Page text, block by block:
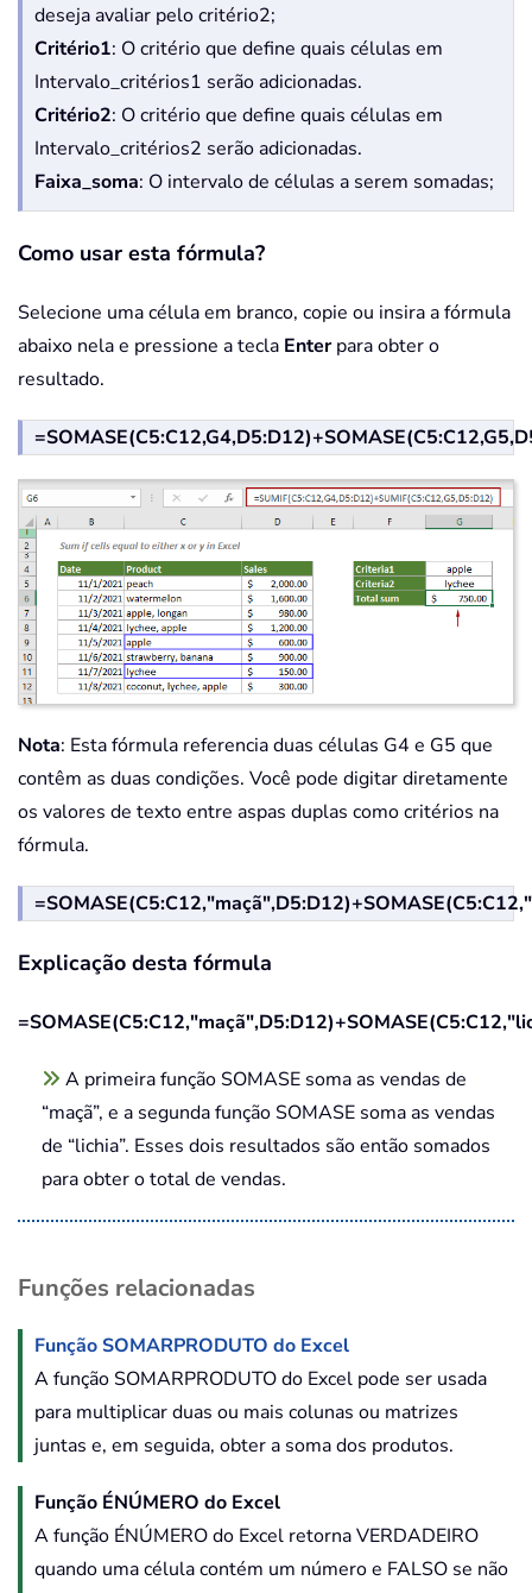
deseja avaliar pelo critério2;
Critério1: O critério que define quais células em
Intervalo_critérios1 serão adicionadas.
Critério2: O critério que define quais células em
Intervalo_critérios2 serão adicionadas.
Faixa_soma: O intervalo de células a serem somadas;
Como usar esta fórmula?
Selecione uma célula em branco, copie ou insira a fórmula
abaixo nela e pressione a tecla Enterpara obter o
resultado.
Nota: Esta fórmula referencia duas células G4 e G5 que
contêm as duas condições. Você pode digitar diretamente
os valores de texto entre aspas duplas como critérios na
fórmula.
Explicação desta fórmula
A primeira função SOMASE soma as vendas de
“maçã”, e a segunda função SOMASE soma as vendas
de “lichia”. Esses dois resultados são então somados
para obter o total de vendas.
Funções relacionadas
Função SOMARPRODUTO do Excel
A função SOMARPRODUTO do Excel pode ser usada
para multiplicar duas ou mais colunas ou matrizes
juntas e, em seguida, obter a soma dos produtos.
Função ÉNÚMERO do Excel
A função ÉNÚMERO do Excel retorna VERDADEIRO
quando uma célula contém um número e FALSO se não